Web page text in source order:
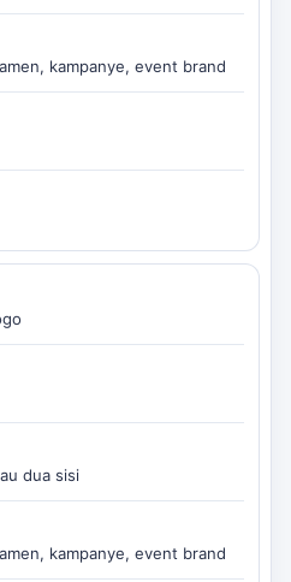
kampanye, event brand
dua sisi
kampanye, event brand